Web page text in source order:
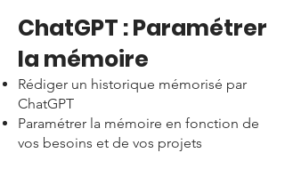
ChatGPT : Paramétrer
la mémoire
Rédiger un historique mémorisé par
ChatGPT
Paramétrer la mémoire en fonction de
vos besoins et de vos projets